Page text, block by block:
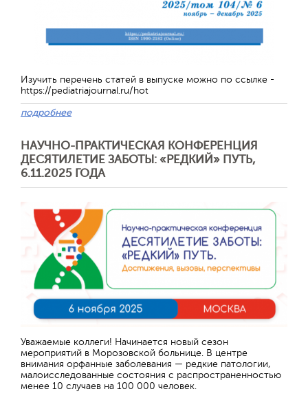
Изучить перечень статей в выпуске можно по ссылке -
https://pediatriajournal.ru/hot
подробнее
НАУЧНО-ПРАКТИЧЕСКАЯ КОНФЕРЕНЦИЯ
ДЕСЯТИЛЕТИЕ ЗАБОТЫ: «РЕДКИЙ» ПУТЬ,
6.11.2025 ГОДА
Уважаемые коллеги! Начинается новый сезон
мероприятий в Морозовской больнице. В центре
внимания орфанные заболевания — редкие патологии,
малоисследованные состояния с распространенностью
менее 10 случаев на 100 000 человек.